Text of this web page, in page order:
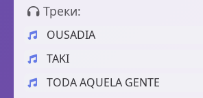
Треки:
OUSADIA
TAKI
TODA AQUELA GENTE